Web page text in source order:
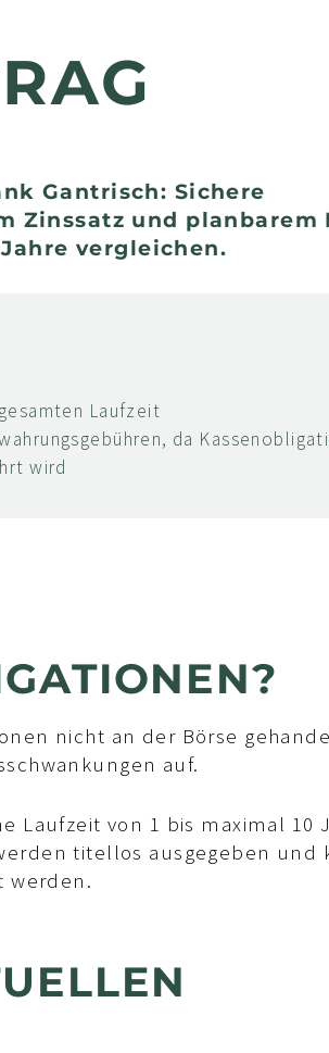
Gantrisch: Sichere
Zinssatz und planbarem
vergleichen.
Laufzeit
da
wird
nicht an der Börse
auf.
Laufzeit von 1 bis maximal 10
titellos ausgegeben und
werden.
17